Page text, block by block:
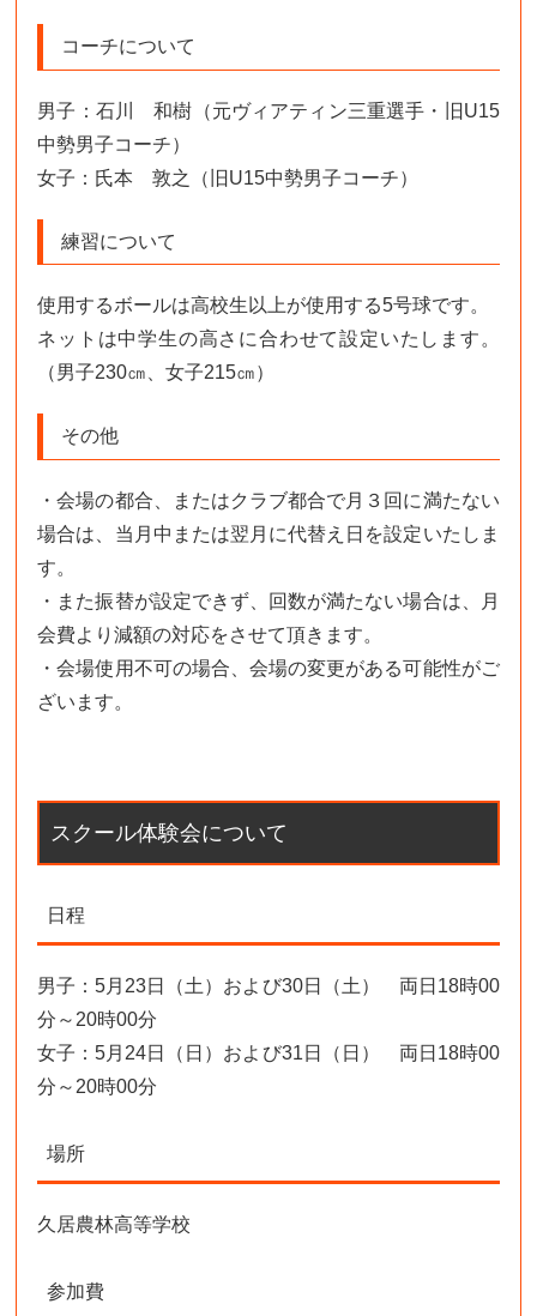
コーチについて
男子：石川 和樹（元ヴィアティン三重選手・旧U15
中勢男子コーチ）
女子：氏本 敦之（旧U15中勢男子コーチ）
練習について
使用するボールは高校生以上が使用する5号球です。
ネットは中学生の高さに合わせて設定いたします。
（男子230㎝、女子215㎝）
その他
・会場の都合、またはクラブ都合で月３回に満たない
場合は、当月中または翌月に代替え日を設定いたしま
す。
・また振替が設定できず、回数が満たない場合は、月
会費より減額の対応をさせて頂きます。
・会場使用不可の場合、会場の変更がある可能性がご
ざいます。
スクール体験会について
日程
男子：5月23日（土）および30日（土） 両日18時00
分～20時00分
女子：5月24日（日）および31日（日） 両日18時00
分～20時00分
場所
久居農林高等学校
参加費